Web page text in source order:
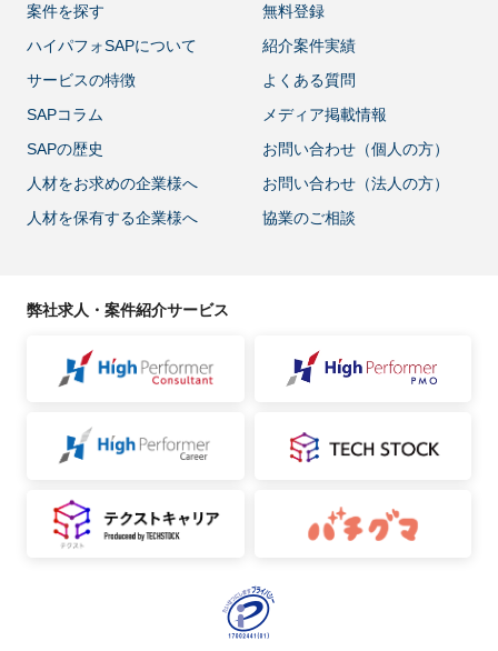
案件を探す
無料登録
ハイパフォSAPについて
紹介案件実績
サービスの特徴
よくある質問
SAPコラム
メディア掲載情報
SAPの歴史
お問い合わせ（個人の方）
人材をお求めの企業様へ
お問い合わせ（法人の方）
人材を保有する企業様へ
協業のご相談
弊社求人・案件紹介サービス